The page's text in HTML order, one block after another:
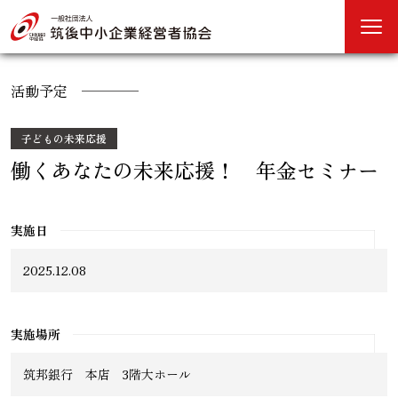
活動予定
子どもの未来応援
働くあなたの未来応援！ 年金セミナー
実施日
2025.12.08
実施場所
筑邦銀行 本店 3階大ホール